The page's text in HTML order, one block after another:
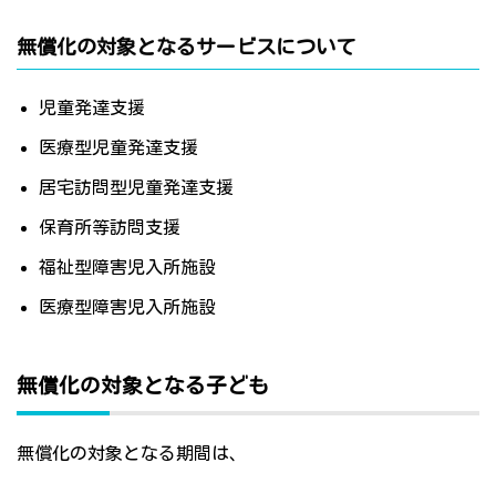
無償化の対象となるサービスについて
児童発達支援
医療型児童発達支援
居宅訪問型児童発達支援
保育所等訪問支援
福祉型障害児入所施設
医療型障害児入所施設
無償化の対象となる子ども
無償化の対象となる期間は、